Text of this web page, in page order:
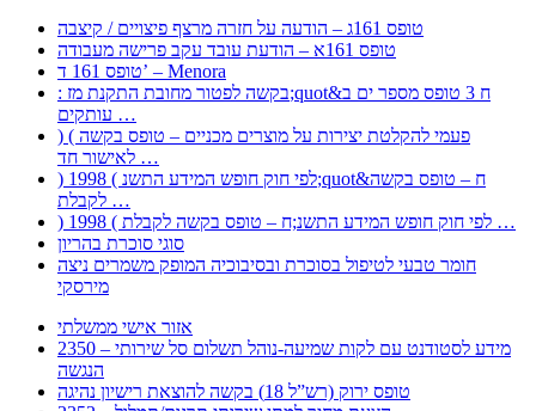
טופס 161ג – הודעה על חזרה מרצף פיצויים / קיצבה
טופס 161א – הודעת עובד עקב פרישה מעבודה
טופס 161 ד’ – Menora
: בקשה לפטור מחובת התקנת מז;quot&ח 3 טופס מספר ים ב
עותקים …
) ( פעמי להקלטת יצירות על מוצרים מכניים – טופס בקשה
לאישור חד …
) 1998 ( לפי חוק חופש המידע התשנ;quot&ח – טופס בקשה
לקבלת …
) 1998 ( לפי חוק חופש המידע התשנ;ח – טופס בקשה לקבלת …
סוגי סוכרת בהריון
חומר טבעי לטיפול בסוכרת ובסיבוכיה המופק משמרים ניצה
מירסקי
אזור אישי ממשלתי
2350 – מידע לסטודנט עם לקות שמיעה-נוהל תשלום סל שירותי
הנגשה
טופס ירוק (רש”ל 18) בקשה להוצאת רישיון נהיגה